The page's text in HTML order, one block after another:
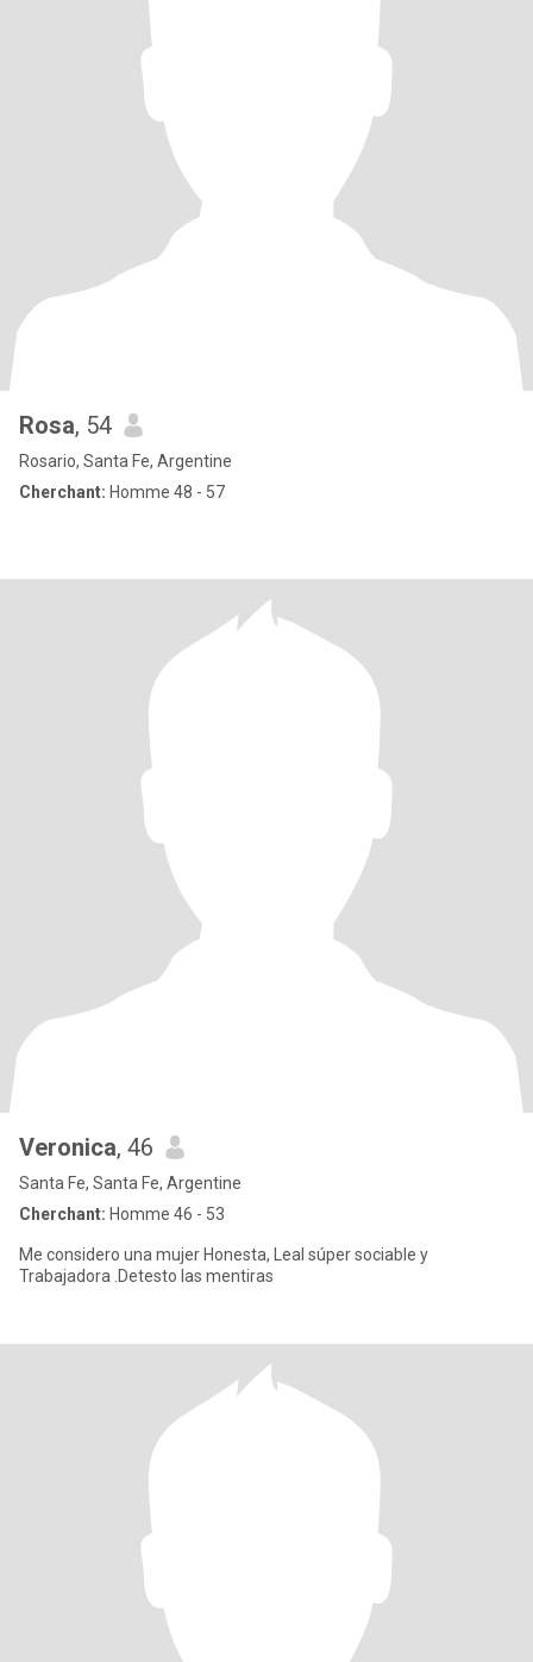
Rosa, 54
Rosario, Santa Fe, Argentine
Cherchant: Homme 48 - 57
Veronica, 46
Santa Fe, Santa Fe, Argentine
Cherchant: Homme 46 - 53
Me considero una mujer Honesta, Leal súper sociable y
Trabajadora .Detesto las mentiras